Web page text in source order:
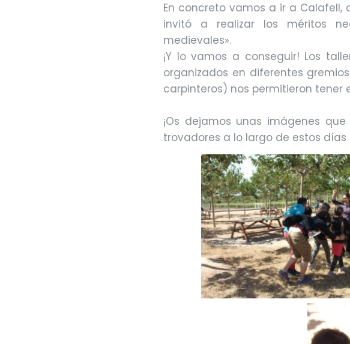
En concreto vamos a ir a Calafell,
invitó a realizar los méritos
medievales».
¡Y lo vamos a conseguir! Los
organizados en diferentes
carpinteros) nos permitieron tener
¡Os dejamos unas imágenes
trovadores a lo largo de estos días